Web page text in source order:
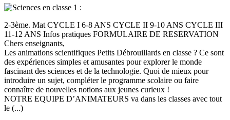
2-3ème. Mat CYCLE I 6-8 ANS CYCLE II 9-10 ANS CYCLE III
11-12 ANS Infos pratiques FORMULAIRE DE RESERVATION
Chers enseignants,
Les animations scientifiques Petits Débrouillards en classe ? Ce sont
des expériences simples et amusantes pour explorer le monde
fascinant des sciences et de la technologie. Quoi de mieux pour
introduire un sujet, compléter le programme scolaire ou faire
connaître de nouvelles notions aux jeunes curieux !
NOTRE EQUIPE D’ANIMATEURS va dans les classes avec tout
le (...)